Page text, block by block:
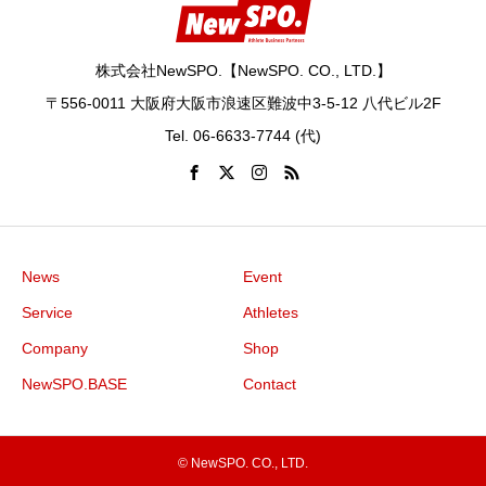
株式会社NewSPO.【NewSPO. CO., LTD.】
〒556-0011 大阪府大阪市浪速区難波中3-5-12 八代ビル2F
Tel. 06-6633-7744 (代)
News Event
Service Athletes
Company Shop
NewSPO.BASE Contact
© NewSPO. CO., LTD.